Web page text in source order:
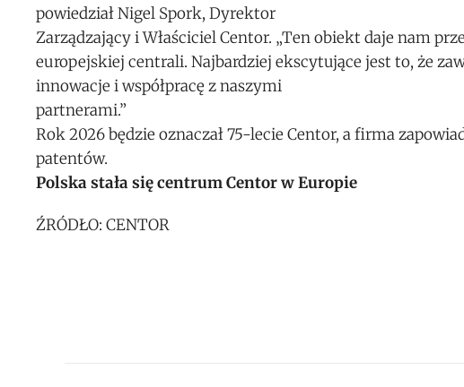
powiedział Nigel Spork, Dyrektor
Zarządzający i Właściciel Centor. „Ten obiekt daje nam
europejskiej centrali. Najbardziej ekscytujące jest to, że
innowacje i współpracę z naszymi
partnerami.”
Rok 2026 będzie oznaczał 75-lecie Centor, a firma
patentów.
Polska stała się centrum Centor w Europie
ŹRÓDŁO: CENTOR